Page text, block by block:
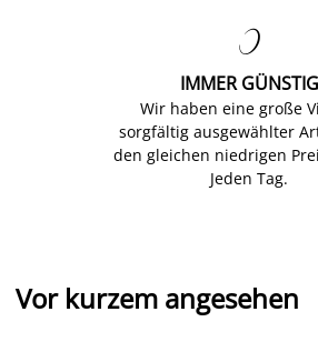

IMMER GÜNSTIG
Wir haben eine große
sorgfältig ausgewählter
den gleichen niedrigen
Jeden Tag.
Vor kurzem angesehen